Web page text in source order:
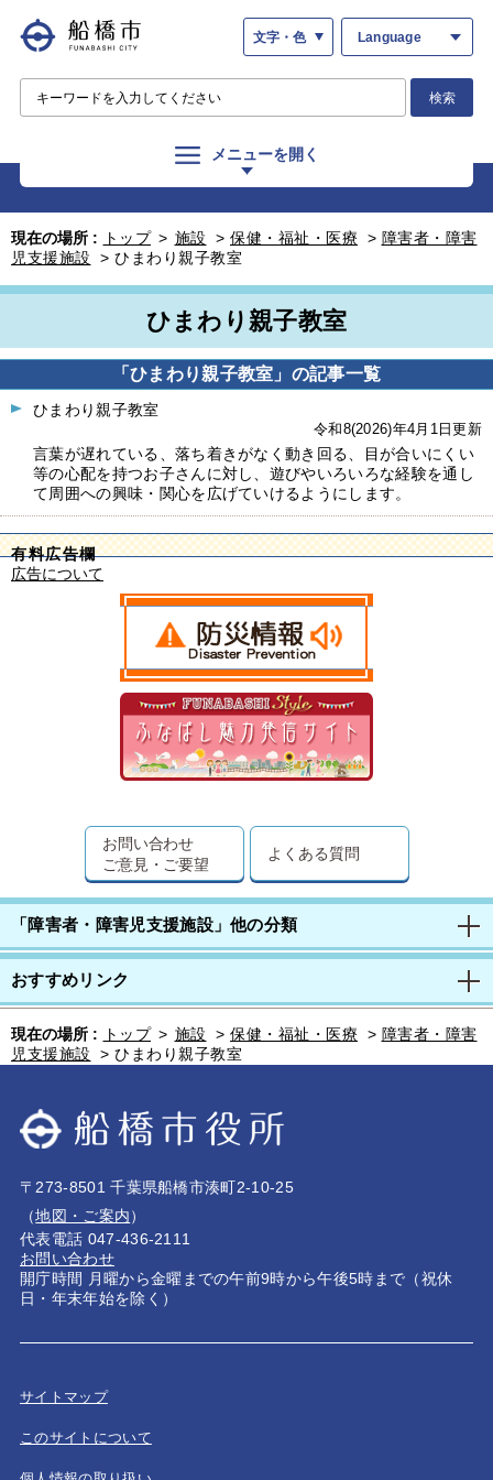
文字・色 Language
検索
メニューを開く
現在の場所 : トップ > 施設 > 保健・福祉・医療 > 障害者・障害
児支援施設
> ひまわり親子教室
ひまわり親子教室
「ひまわり親子教室」の記事一覧
ひまわり親子教室
令和8(2026)年4月1日更新
言葉が遅れている、落ち着きがなく動き回る、目が合いにくい
等の心配を持つお子さんに対し、遊びやいろいろな経験を通し
て周囲への興味・関心を広げていけるようにします。
有料広告欄
広告について
お問い合わせ
ご意見・ご要望
よくある質問
「障害者・障害児支援施設」他の分類
おすすめリンク
現在の場所 : トップ > 施設 > 保健・福祉・医療 > 障害者・障害
児支援施設
> ひまわり親子教室
〒273-8501 千葉県船橋市湊町2-10-25
（地図・ご案内）
代表電話 047-436-2111
お問い合わせ
開庁時間 月曜から金曜までの午前9時から午後5時まで（祝休
日・年末年始を除く）
サイトマップ
このサイトについて